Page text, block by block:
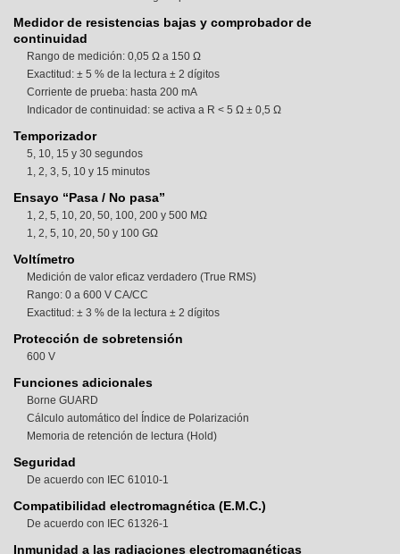
Medidor de resistencias bajas y comprobador de
continuidad
Rango de medición: 0,05 Ω a 150 Ω
Exactitud: ± 5 % de la lectura ± 2 dígitos
Corriente de prueba: hasta 200 mA
Indicador de continuidad: se activa a R < 5 Ω ± 0,5 Ω
Temporizador
5, 10, 15 y 30 segundos
1, 2, 3, 5, 10 y 15 minutos
Ensayo “Pasa / No pasa”
1, 2, 5, 10, 20, 50, 100, 200 y 500 MΩ
1, 2, 5, 10, 20, 50 y 100 GΩ
Voltímetro
Medición de valor eficaz verdadero (True RMS)
Rango: 0 a 600 V CA/CC
Exactitud: ± 3 % de la lectura ± 2 dígitos
Protección de sobretensión
600 V
Funciones adicionales
Borne GUARD
Cálculo automático del Índice de Polarización
Memoria de retención de lectura (Hold)
Seguridad
De acuerdo con IEC 61010-1
Compatibilidad electromagnética (E.M.C.)
De acuerdo con IEC 61326-1
Inmunidad a las radiaciones electromagnéticas